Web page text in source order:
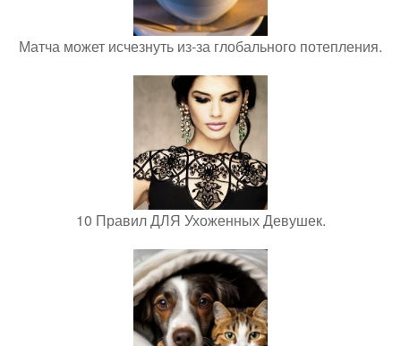
Матча может исчезнуть из-за глобального потепления.
10 Правил ДЛЯ Ухоженных Девушек.